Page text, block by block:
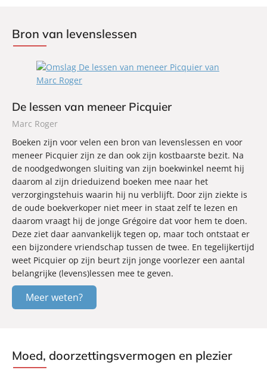
Bron van levenslessen
De lessen van meneer Picquier
Marc Roger
Boeken zijn voor velen een bron van levenslessen en voor
meneer Picquier zijn ze dan ook zijn kostbaarste bezit. Na
de noodgedwongen sluiting van zijn boekwinkel neemt hij
daarom al zijn drieduizend boeken mee naar het
verzorgingstehuis waarin hij nu verblijft. Door zijn ziekte is
de oude boekverkoper niet meer in staat zelf te lezen en
daarom vraagt hij de jonge Grégoire dat voor hem te doen.
Deze ziet daar aanvankelijk tegen op, maar toch ontstaat er
een bijzondere vriendschap tussen de twee. En tegelijkertijd
weet Picquier op zijn beurt zijn jonge voorlezer een aantal
belangrijke (levens)lessen mee te geven.
Meer weten?
Moed, doorzettingsvermogen en plezier